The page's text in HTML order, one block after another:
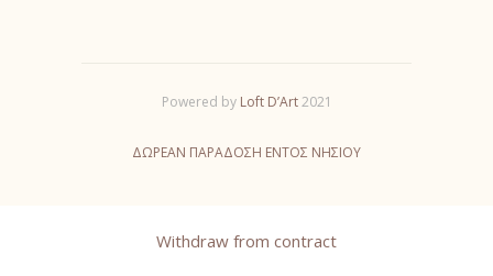
Powered by Loft D’Аrt2021
ΔΩΡΕΑΝ ΠΑΡΑΔΟΣΗ ΕΝΤΟΣ ΝΗΣΙΟΥ
Withdraw from contract